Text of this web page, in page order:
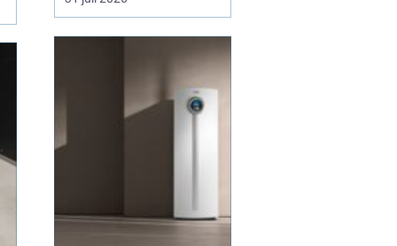
billigt eller renoveras?
möbelrenovering istället
för nyköp. Resultatet blir
ofta både mer personligt,